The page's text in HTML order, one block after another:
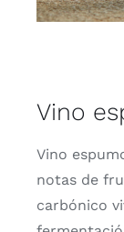
Vino
Vino
notas de
carbónico